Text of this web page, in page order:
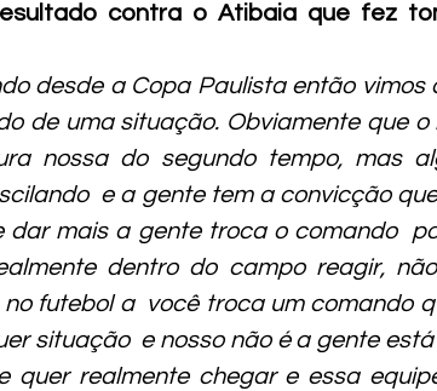
contra o Atibaia que fez
desde a Copa Paulista então vimos
de uma situação. Obviamente que
nossa do segundo tempo, mas
e a gente tem a convicção
dar mais a gente troca o comando
dentro do campo reagir,
futebol a  você troca um comando
situação  e nosso não é a gente
quer realmente chegar e essa